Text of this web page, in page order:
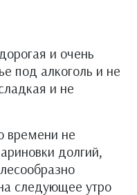
и очень
под алкоголь и не
и не
времени не
долгий,
следующее утро